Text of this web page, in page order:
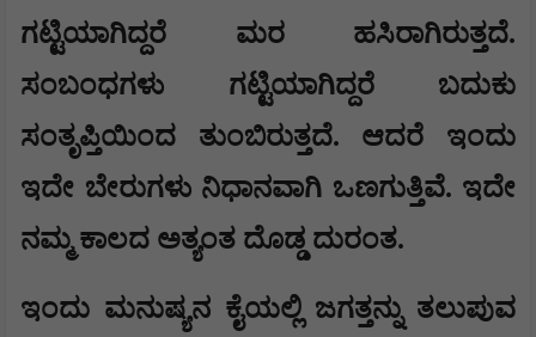
ಗಟ್ಟಿಯಾಗಿದ್ದರೆ ಮರ ಹಸಿರಾಗಿರುತ್ತದೆ.
ಸಂಬಂಧಗಳು ಗಟ್ಟಿಯಾಗಿದ್ದರೆ ಬದುಕು
ಸಂತೃಪ್ತಿಯಿಂದ ತುಂಬಿರುತ್ತದೆ. ಆದರೆ ಇಂದು
ಇದೇ ಬೇರುಗಳು ನಿಧಾನವಾಗಿ ಒಣಗುತ್ತಿವೆ. ಇದೇ
ನಮ್ಮ ಕಾಲದ ಅತ್ಯಂತ ದೊಡ್ಡ ದುರಂತ.
ಇಂದು ಮನುಷ್ಯನ ಕೈಯಲ್ಲಿ ಜಗತ್ತನ್ನು ತಲುಪುವ